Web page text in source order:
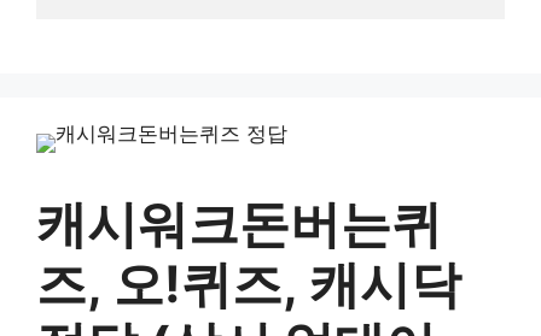
캐시워크돈버는퀴
즈, 오!퀴즈, 캐시닥